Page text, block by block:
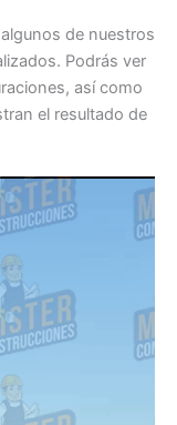
de nuestros
Podrás ver
así como
el resultado de